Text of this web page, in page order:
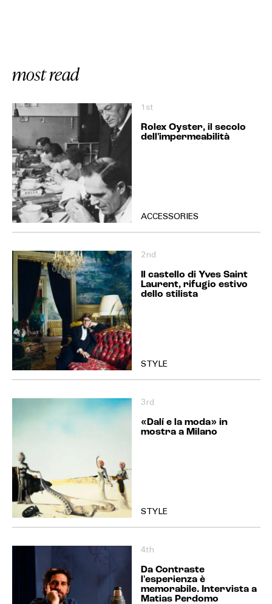
most read
1st
Rolex Oyster, il secolo
dell'impermeabilità
ACCESSORIES
2nd
Il castello di Yves Saint
Laurent, rifugio estivo
dello stilista
STYLE
3rd
«Dalí e la moda» in
mostra a Milano
STYLE
4th
Da Contraste
l'esperienza è
memorabile. Intervista a
Matias Perdomo